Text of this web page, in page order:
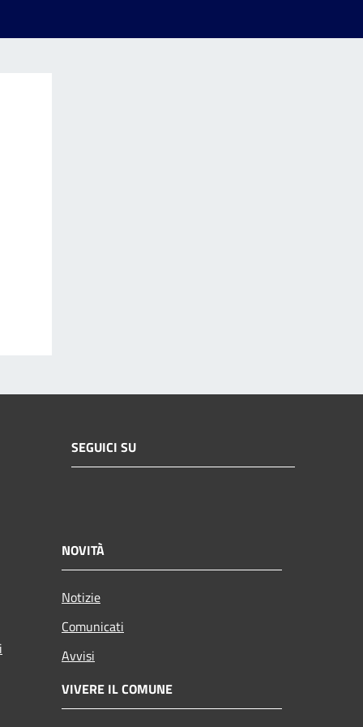
SEGUICI SU
NOVITÀ
Notizie
Comunicati
Avvisi
VIVERE IL COMUNE